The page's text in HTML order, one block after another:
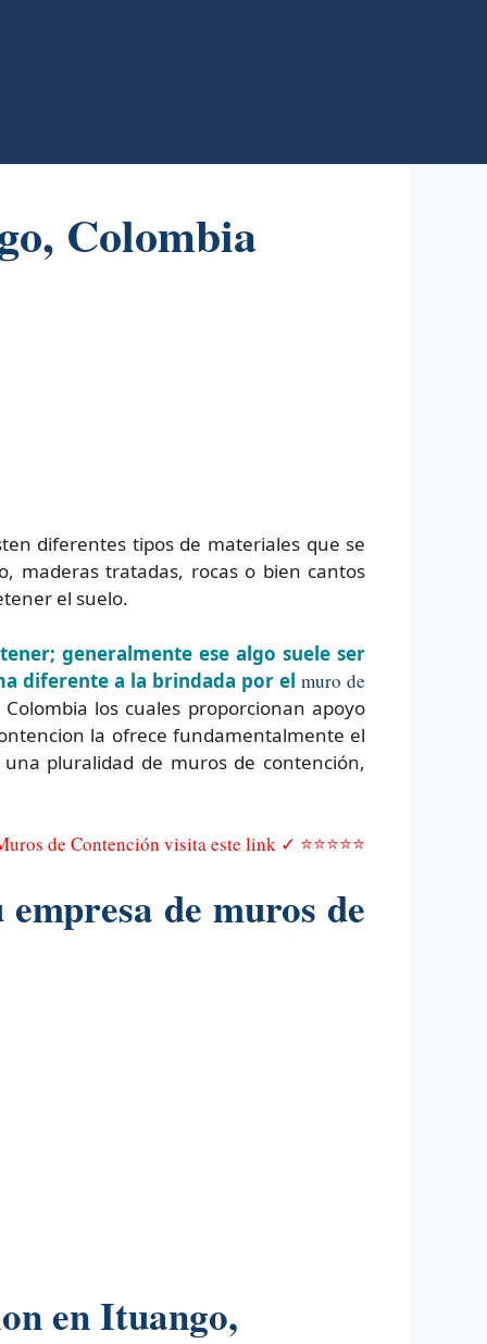
Colombia
diferentes tipos de materiales que se
maderas tratadas, rocas o bien cantos
el suelo.
generalmente ese algo suele ser
diferente a la brindada por el muro de
los cuales proporcionan apoyo
la ofrece fundamentalmente el
pluralidad de muros de contención,
de Contención visita este link ✓ ⭐⭐⭐⭐⭐
de muros de
en Ituango,